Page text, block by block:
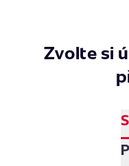
Zvolte si